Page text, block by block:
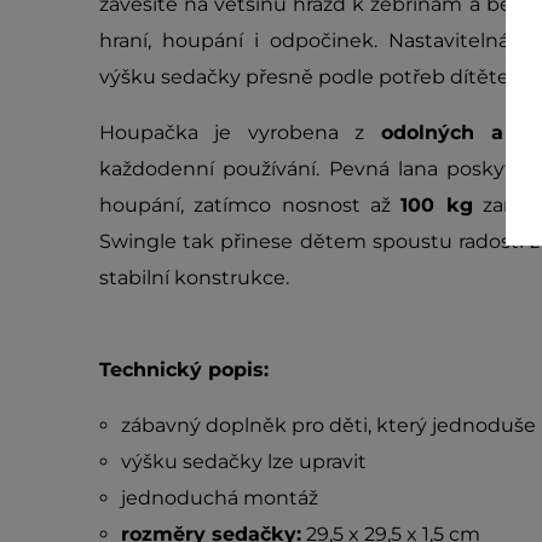
hraní, houpání i odpočinek. Nastavitelná
výšku sedačky přesně podle potřeb dítěte i
Houpačka je vyrobena z odolných a
každodenní používání. Pevná lana
houpání, zatímco nosnost až100 kg
Swingle tak přinese dětem spoustu radosti
stabilní konstrukce.
Technický popis:
zábavný doplněk pro děti, který
výšku sedačky lze upravit
jednoduchá montáž
rozměry sedačky:29,5 x 29,5 x 1,5 cm